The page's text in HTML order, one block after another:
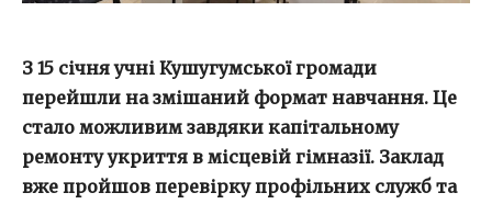
З 15 січняучні Кушугумської громади
перейшли на змішаний формат навчання. Це
стало можливим завдяки капітальному
ремонту укриття в місцевій гімназії. Заклад
вже пройшов перевірку профільних служб та